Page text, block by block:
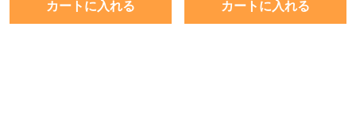
カートに入れる カートに入れる